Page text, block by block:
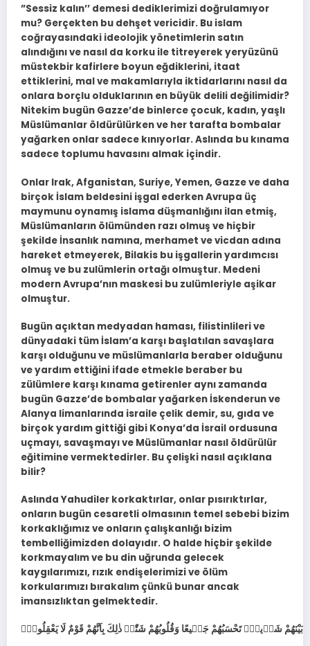
”Sessiz kalın’’ demesi dediklerimizi doğrulamıyor
mu? Gerçekten bu dehşet vericidir. Bu islam
coğrayasındaki ideolojik yönetimlerin satın
alındığını ve nasıl da korku ile titreyerek yeryüzünü
müstekbir kafirlere boyun eğdiklerini, itaat
ettiklerini, mal ve makamlarıyla iktidarlarını nasıl da
onlara borçlu olduklarının en büyük delili değilimidir?
Nitekim bugün Gazze’de binlerce çocuk, kadın, yaşlı
Müslümanlar öldürülürken ve her tarafta bombalar
yağarken onlar sadece kınıyorlar. Aslında bu kınama
sadece toplumu havasını almak içindir.
Onlar Irak, Afganistan, Suriye, Yemen, Gazze ve daha
birçok İslam beldesini işgal ederken Avrupa üç
maymunu oynamış islama düşmanlığını ilan etmiş,
Müslümanların ölümünden razı olmuş ve hiçbir
şekilde İnsanlık namına, merhamet ve vicdan adına
hareket etmeyerek, Bilakis bu işgallerin yardımcısı
olmuş ve bu zulümlerin ortağı olmuştur. Medeni
modern Avrupa’nın maskesi bu zulümleriyle aşikar
olmuştur.
Bugün açıktan medyadan haması, filistinlileri ve
dünyadaki tüm İslam’a karşı başlatılan savaşlara
karşı olduğunu ve müslümanlarla beraber olduğunu
ve yardım ettiğini ifade etmekle beraber bu
zülümlere karşı kınama getirenler aynı zamanda
bugün Gazze’de bombalar yağarken İskenderun ve
Alanya limanlarında israile çelik demir, su, gıda ve
birçok yardım gittiği gibi Konya’da İsrail ordusuna
uçmayı, savaşmayı ve Müslümanlar nasıl öldürülür
eğitimine vermektedirler. Bu çelişki nasıl açıklana
bilir?
Aslında Yahudiler korkaktırlar, onlar pısırıktırlar,
onların bugün cesaretli olmasının temel sebebi bizim
korkaklığımız ve onların çalışkanlığı bizim
tembelliğimizden dolayıdır. O halde hiçbir şekilde
korkmayalım ve bu din uğrunda gelecek
kaygılarımızı, rızık endişelerimizi ve ölüm
korkularımızı bırakalım çünkü bunar ancak
imansızlıktan gelmektedir.